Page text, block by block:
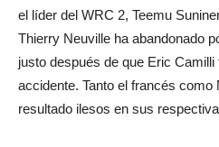
el líder del WRC 2, Teemu
Thierry Neuville ha abandonado
justo después de que Eric
accidente. Tanto el francés como
resultado ilesos en sus